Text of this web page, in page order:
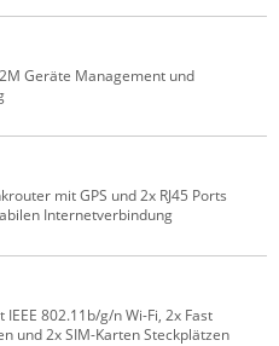
Geräte Management und
mit GPS und 2x RJ45 Ports
Internetverbindung
802.11b/g/n Wi-Fi, 2x Fast
und 2x SIM-Karten Steckplätzen